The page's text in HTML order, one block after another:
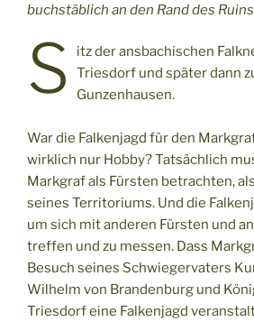
buchstäblich an den Rand des
S
itz der ansbachischen
Triesdorf und später dann
Gunzenhausen.
War die Falkenjagd für den
wirklich nur Hobby? Tatsächlich
Markgraf als Fürsten betrachten,
seines Territoriums. Und die
um sich mit anderen Fürsten und
treffen und zu messen. Dass
Besuch seines Schwiegervaters
Wilhelm von Brandenburg und
Triesdorf eine Falkenjagd